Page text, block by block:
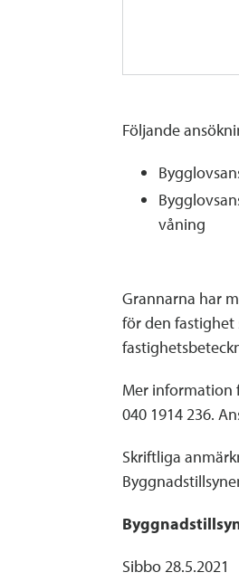
Följande
våning
Grannarna har
för den
Mer information
040 1914 236.
Skriftliga
Sibbo 28.5.2021